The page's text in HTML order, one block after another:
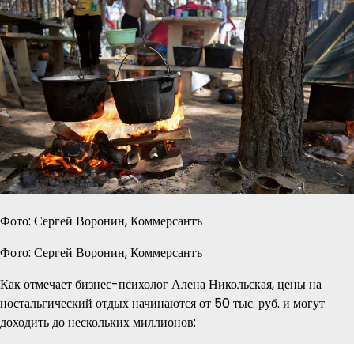
Фото: Сергей Воронин, Коммерсантъ
Фото: Сергей Воронин, Коммерсантъ
Как отмечает бизнес-психолог Алена Никольская, цены на
ностальгический отдых начинаются от 50 тыс. руб. и могут
доходить до нескольких миллионов: